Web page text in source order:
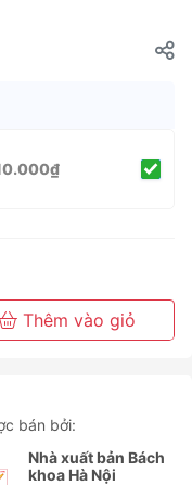
Thêm vào giỏ
bán bởi:
Nhà xuất bản Bách
khoa Hà Nội